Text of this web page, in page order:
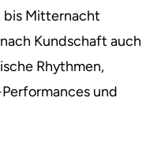
bis Mitternacht
Kundschaft auch
Rhythmen,
und